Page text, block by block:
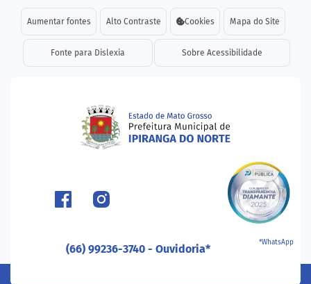
Seção de atalhos e links
Ir para o conteúdo [alt+1]
Ir para o menu [alt+2]
Ir para a busca [alt+3]
Aumentar fontes Alto Contraste Cookies Mapa do Site
Fonte para Dislexia Sobre Acessibilidade
Seção do menu principal
(66) 99236-3740 - Ouvidoria* *WhatsApp